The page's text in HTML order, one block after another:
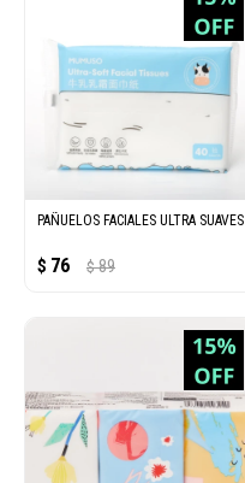
PAÑUELOS FACIALES ULTRA SUAVES
$ 76 $ 89